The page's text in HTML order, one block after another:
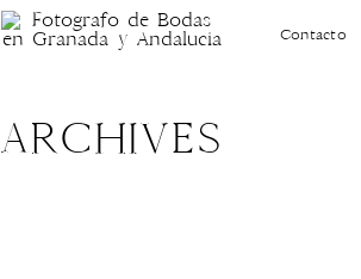
Contacto
ARCHIVES